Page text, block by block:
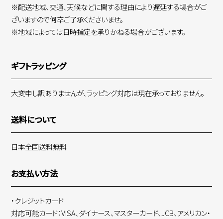
※配送地域、交通、天候などに関する理由により遅延する場合がご
ざいますので何卒ご了承くださいませ。
※地域によっては日時指定を承りかねる場合がございます。
ギフトラッピング
大変申し訳ありませんが、ラッピング対応は現在承っておりません。
送料について
日本全国送料無料
お支払い方法
・クレジットカード
対応可能カード：VISA、ダイナース、マスターカード、JCB、アメリカン・